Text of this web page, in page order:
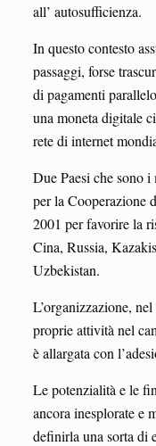
all’ autosufficienza.
In questo contesto
passaggi, forse
di pagamenti
una moneta digitale
rete di internet
Due Paesi che sono
per la Cooperazione
2001 per favorire la
Cina, Russia,
Uzbekistan.
L’organizzazione,
proprie attività nel
è allargata con
Le potenzialità e le
ancora inesplorate e
definirla una sorta di